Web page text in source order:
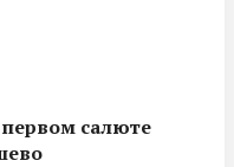
первом салюте